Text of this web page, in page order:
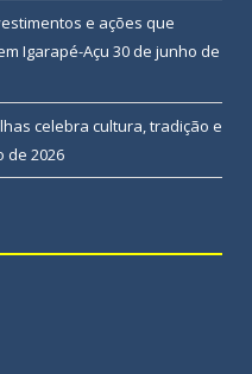
e ações que
Igarapé-Açu 30 de junho de
celebra cultura, tradição e
de 2026